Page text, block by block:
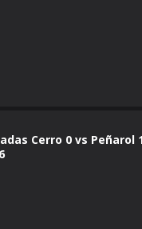
Cerro 0 vs Peñarol